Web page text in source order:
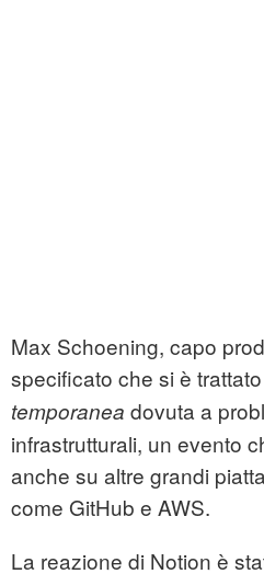
Max Schoening, capo
specificato che si è
temporanea dovuta a
infrastrutturali, un evento
anche su altre grandi
come GitHub e AWS.
La reazione di Notion è